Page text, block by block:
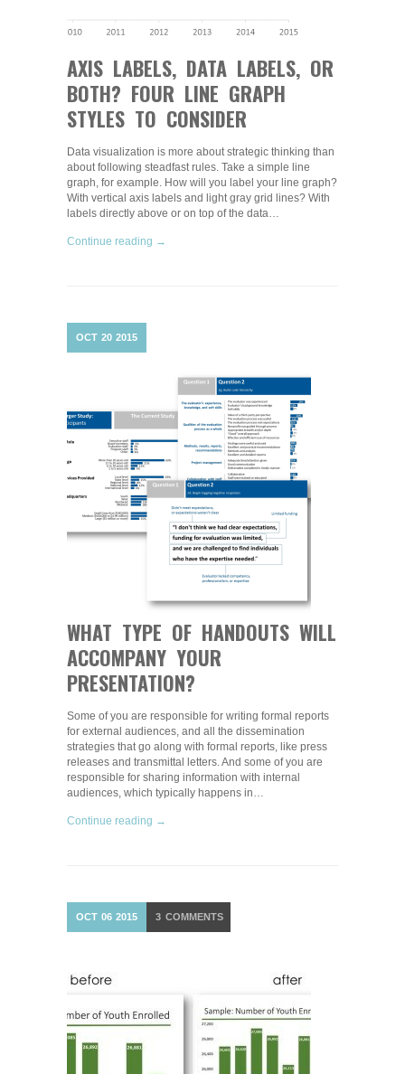
AXIS LABELS, DATA LABELS, OR
BOTH? FOUR LINE GRAPH
STYLES TO CONSIDER
Data visualization is more about strategic thinking than
about following steadfast rules. Take a simple line
graph, for example. How will you label your line graph?
With vertical axis labels and light gray grid lines? With
labels directly above or on top of the data…
Continue reading →
OCT 20 2015
WHAT TYPE OF HANDOUTS WILL
ACCOMPANY YOUR
PRESENTATION?
Some of you are responsible for writing formal reports
for external audiences, and all the dissemination
strategies that go along with formal reports, like press
releases and transmittal letters. And some of you are
responsible for sharing information with internal
audiences, which typically happens in…
Continue reading →
OCT 06 2015 3 COMMENTS